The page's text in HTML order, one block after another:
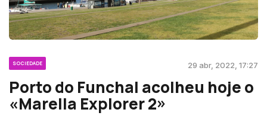
SOCIEDADE 29 abr, 2022, 17:27
Porto do Funchal acolheu hoje o
«Marella Explorer 2»